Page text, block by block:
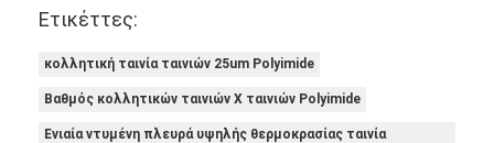
Ετικέττες:
κολλητική ταινία ταινιών 25um Polyimide
Βαθμός κολλητικών ταινιών Χ ταινιών Polyimide
Ενιαία ντυμένη πλευρά υψηλής θερμοκρασίας ταινία